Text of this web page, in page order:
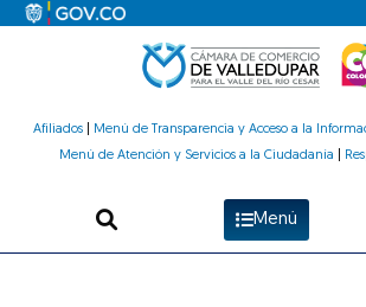
Afiliados| Menú de Transparencia y Acceso a la
Menú de Atención y Servicios a la Ciudadanía
Menú